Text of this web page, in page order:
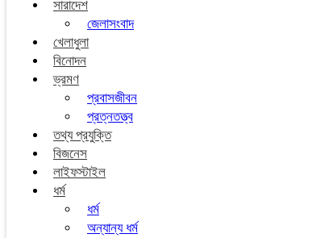
সারাদেশ
জেলাসংবাদ
খেলাধুলা
বিনোদন
ভ্রমণ
প্রবাসজীবন
প্রত্নতত্ত্ব
তথ্য প্রযুক্তি
বিজনেস
লাইফস্টাইল
ধর্ম
ধর্ম
অন্যান্য ধর্ম